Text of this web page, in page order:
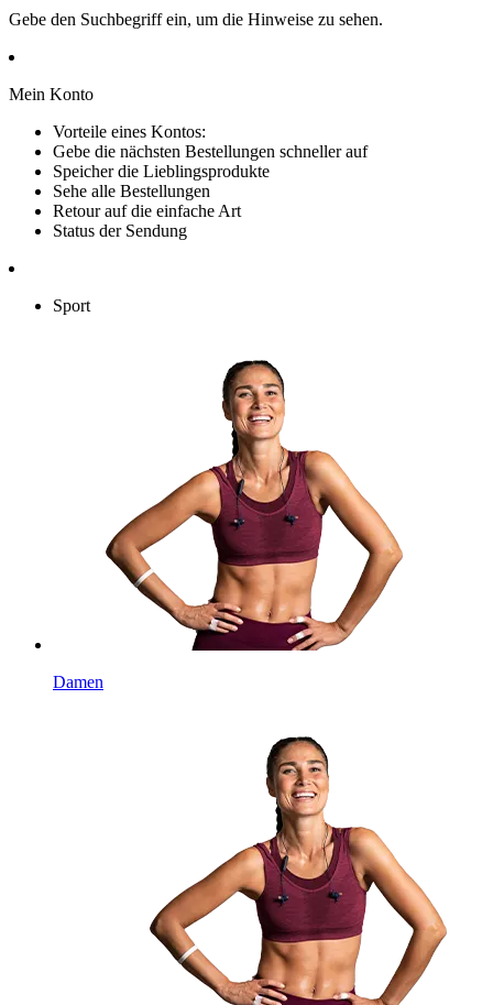
Gebe den Suchbegriff ein, um die Hinweise zu sehen.
Mein Konto
Vorteile eines Kontos:
Gebe die nächsten Bestellungen schneller auf
Speicher die Lieblingsprodukte
Sehe alle Bestellungen
Retour auf die einfache Art
Status der Sendung
Sport
Damen